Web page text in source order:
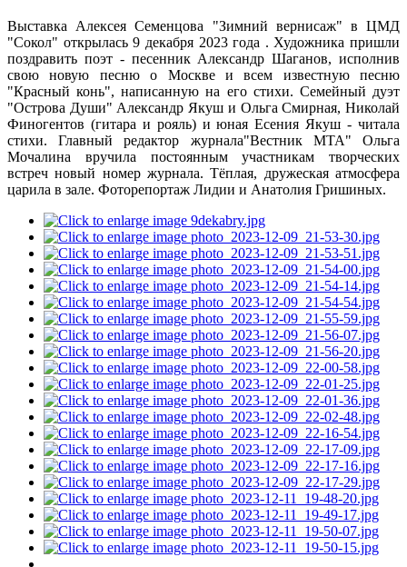
Выставка Алексея Семенцова "Зимний вернисаж" в ЦМД
"Сокол" открылась 9 декабря 2023 года . Художника пришли
поздравить поэт - песенник Александр Шаганов, исполнив
свою новую песню о Москве и всем известную песню
"Красный конь", написанную на его стихи. Семейный дуэт
"Острова Души" Александр Якуш и Ольга Смирная, Николай
Финогентов (гитара и рояль) и юная Есения Якуш - читала
стихи. Главный редактор журнала"Вестник МТА" Ольга
Мочалина вручила постоянным участникам творческих
встреч новый номер журнала. Тёплая, дружеская атмосфера
царила в зале. Фоторепортаж Лидии и Анатолия Гришиных.